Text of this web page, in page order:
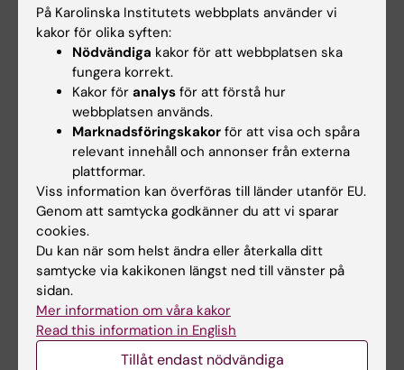
Som student på arbetsterapeutprogrammet
har du god chans att förlägga en del av
utbildningen utomlands.
Examen och legitimation
Arbetsterapeutprogrammet ger dig en
teoretisk och praktisk grund för ett
professionellt och kunskapsbaserat
arbetssätt. Utbildningen leder därför både till
en yrkesexamen och en akademisk
kandidatexamen. Vid avslutad utbildning
ansöker du om legitimation hos
Socialstyrelsen för att arbeta som
arbetsterapeut.
På Karolinska Institutets webbplats använder vi
kakor för olika syften:
Nödvändiga kakor för att webbplatsen ska
fungera korrekt.
Kakor för analys för att förstå hur
webbplatsen används.
Marknadsföringskakor för att visa och spåra
relevant innehåll och annonser från externa
plattformar.
Viss information kan överföras till länder utanför EU.
Genom att samtycka godkänner du att vi sparar
cookies.
Du kan när som helst ändra eller återkalla ditt
samtycke via kakikonen längst ned till vänster på
sidan.
Mer information om våra kakor
Read this information in English
Tillåt endast nödvändiga